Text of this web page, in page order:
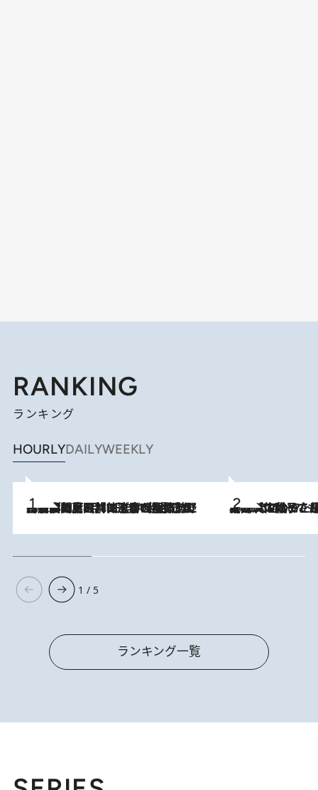
RANKING
ランキング
HOURLYDAILYWEEKLY
2026.8.8
「最後に見られてよかった」上野動物園の東園パンダ舎が解体前に特別公開。8月16日まで延長されたパネル展と共に辿る“半世紀”のパンダ飼育《解体工事の図面あり》 2026.8.5
【阿川佐和子さんの年とる力】なぜ70代で始めた趣味は“こんなに楽しい”のか？ ピアノ、俳句…スランプに陥っても続けられる“ある秘訣”とは
1 / 5
ランキング一覧